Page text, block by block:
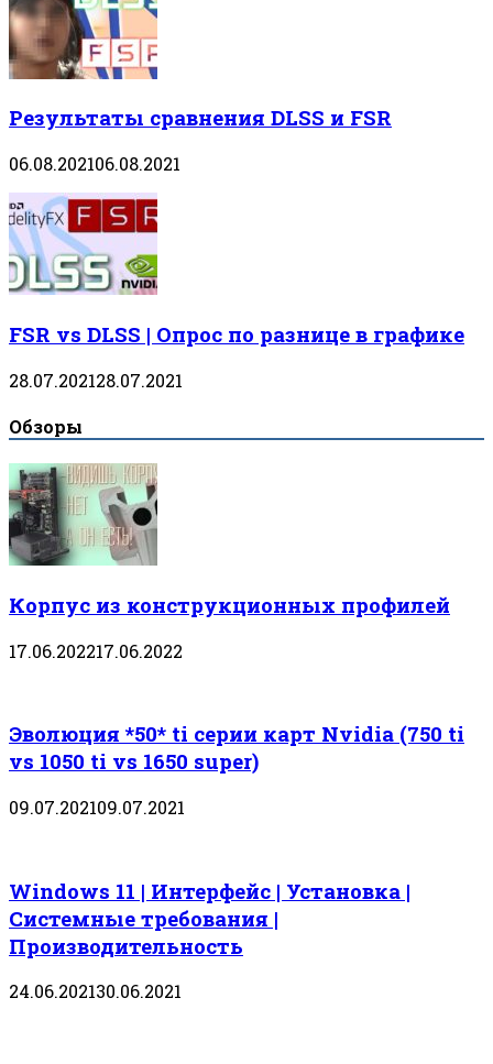
Результаты сравнения DLSS и FSR
06.08.202106.08.2021
FSR vs DLSS | Опрос по разнице в графике
28.07.202128.07.2021
Обзоры
Корпус из конструкционных профилей
17.06.202217.06.2022
Эволюция *50* ti серии карт Nvidia (750 ti
vs 1050 ti vs 1650 super)
09.07.202109.07.2021
Windows 11 | Интерфейс | Установка |
Системные требования |
Производительность
24.06.202130.06.2021